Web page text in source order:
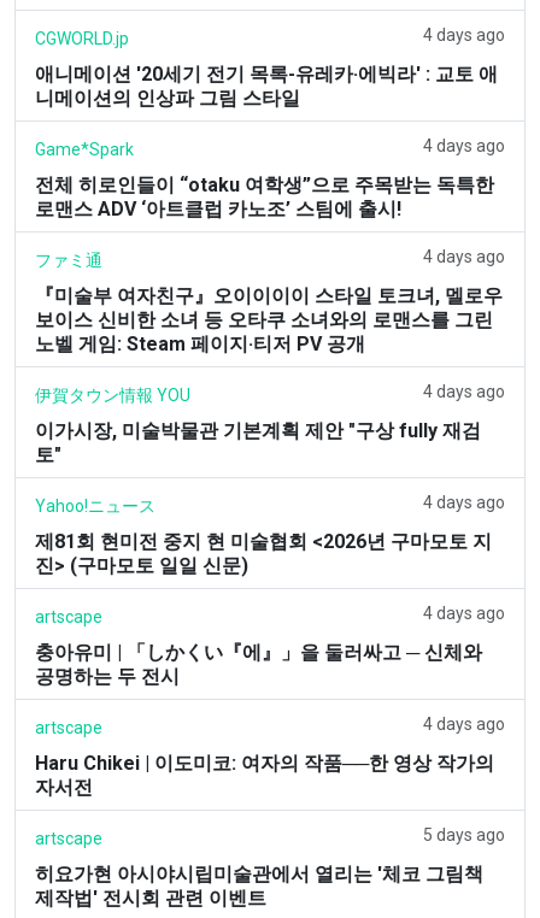
CGWORLD.jp 4 days ago
애니메이션 '20세기 전기 목록-유레카·에빅라' : 교토 애
니메이션의 인상파 그림 스타일
Game*Spark 4 days ago
전체 히로인들이 “otaku 여학생”으로 주목받는 독특한
로맨스 ADV ‘아트클럽 카노조’ 스팀에 출시!
ファミ通 4 days ago
『미술부 여자친구』오이이이이 스타일 토크녀, 멜로우
보이스 신비한 소녀 등 오타쿠 소녀와의 로맨스를 그린
노벨 게임: Steam 페이지·티저 PV 공개
伊賀タウン情報 YOU 4 days ago
이가시장, 미술박물관 기본계획 제안 "구상 fully 재검
토"
Yahoo!ニュース 4 days ago
제81회 현미전 중지 현 미술협회 <2026년 구마모토 지
진> (구마모토 일일 신문)
artscape 4 days ago
충아유미 | 「しかくい『에』」을 둘러싸고 ─ 신체와
공명하는 두 전시
artscape 4 days ago
Haru Chikei | 이도미코: 여자의 작품──한 영상 작가의
자서전
artscape 5 days ago
히요가현 아시야시립미술관에서 열리는 '체코 그림책
제작법' 전시회 관련 이벤트